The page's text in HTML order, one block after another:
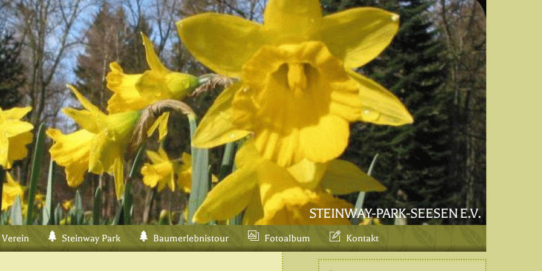
STEINWAY-PARK-SEESEN E.V.
Steinway Park Baumerlebnistour Fotoalbum Kontakt